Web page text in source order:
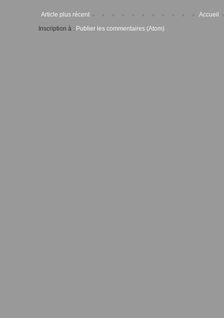
Article plus récent
Accueil
Inscription à : Publier les commentaires (Atom)